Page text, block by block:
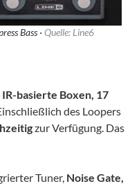
Bass · Quelle: Line6
basierte Boxen, 17
des Loopers
zur Verfügung. Das
Tuner, Noise Gate,